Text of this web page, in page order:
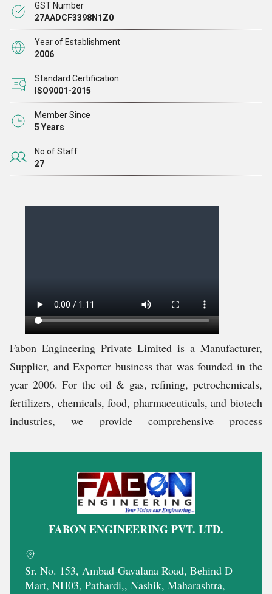
GST Number
27AADCF3398N1Z0
Year of Establishment
2006
Standard Certification
ISO9001-2015
Member Since
5 Years
No of Staff
27
Fabon Engineering Private Limited is a Manufacturer,
Supplier, and Exporter business that was founded in the
year 2006. For the oil & gas, refining, petrochemicals,
fertilizers, chemicals, food, pharmaceuticals, and biotech
industries, we provide comprehensive process
more. These are made up of premium quality raw
materials, such as mild steel, iron cast, etc which are
procured from reliable vendors. The production is done
in our manufacturing unit which is located in Nashik,
Maharashtra. Furthermore, we have an interdisciplinary
team, which works as quickly as possible to finish the
work and deliver the products to customers. We have
FABON ENGINEERING PVT. LTD.
Sr. No. 153, Ambad-Gavalana Road, Behind D
Mart, NH03, Pathardi,, Nashik, Maharashtra,